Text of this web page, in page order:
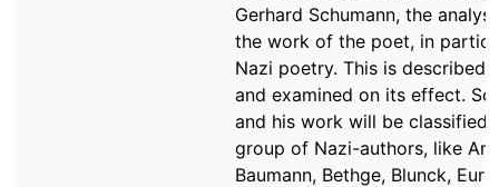
Gerhard Schumann, the
the work of the poet, in
Nazi poetry. This is described,
and examined on its effect.
and his work will be classified
group of Nazi-authors, like
Baumann, Bethge, Blunck,